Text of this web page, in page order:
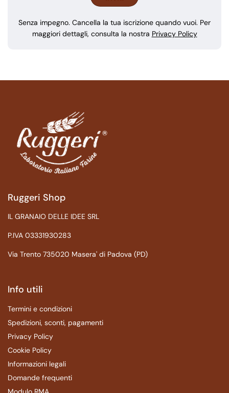
Senza impegno. Cancella la tua iscrizione quando vuoi. Per
maggiori dettagli, consulta la nostra Privacy Policy
Ruggeri Shop
IL GRANAIO DELLE IDEE SRL
P.IVA 03331930283
Via Trento 735020 Masera' di Padova (PD)
Info utili
Termini e condizioni
Spedizioni, sconti, pagamenti
Privacy Policy
Cookie Policy
Informazioni legali
Domande frequenti